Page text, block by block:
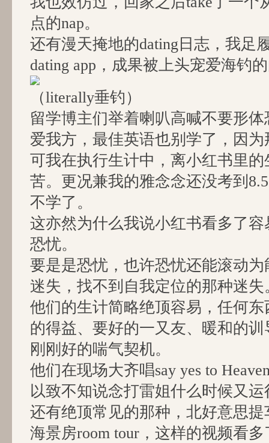
点的nap。
还有漫天掩地的dating日志，我足
dating app，成果被上头宠爱海钓
（literally垂钓）
留学博主们举着喇叭高喊不要形
爱我方，最佳英语也别学了，因
可我在执行生计中，离小红书里
苦。更况兼我的雅念念还没考到
不学了。
这亦然为什么我说小红书看多了
恐忧。
要是是恐忧，也许恐忧还能滚动
迷失，找不到自我定位的那种迷失
他们的生计简略绝顶容易，任何
的得益、要好的一又友、暖和的
刚刚好的喘气契机。
他们在现场大齐唱say yes to
以致不知说念打雷姐什么时候又
还有绝顶常见的那种，北好意思
海景房room tour，这样的视频看